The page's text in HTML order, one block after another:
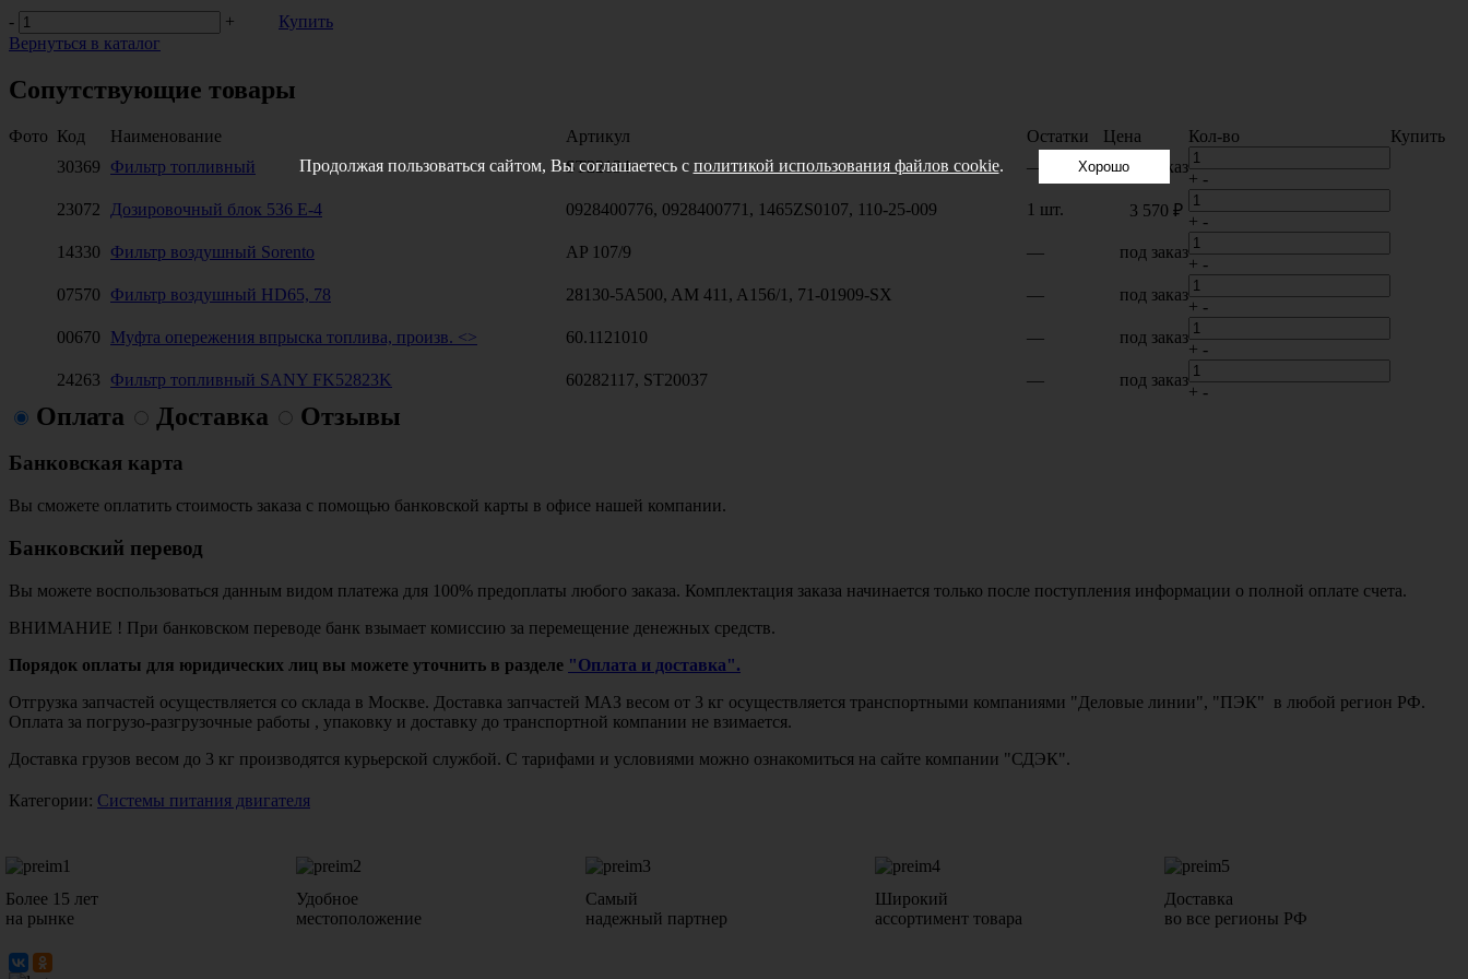
-
+
Купить
Вернуться в каталог
Сопутствующие товары
Фото Код Наименование Артикул Остатки Цена Кол-во
Купить
30369
Фильтр топливный ST22134 — под заказ
+ -
23072
Дозировочный блок 536 Е-4 0928400776, 0928400771, 1465ZS0107, 110-25-009 1 шт. 3 570 ₽
+ -
14330
Фильтр воздушный Sorento AP 107/9 — под заказ
+ -
07570
Фильтр воздушный HD65, 78 28130-5A500, AM 411, A156/1, 71-01909-SX — под заказ
+ -
00670
Муфта опережения впрыска топлива, произв. <> 60.1121010 — под заказ
+ -
24263
Фильтр топливный SANY FK52823K 60282117, ST20037 — под заказ
+ -
Оплата Доставка Отзывы
Банковская карта
Вы сможете оплатить стоимость заказа с помощью банковской карты в офисе нашей компании.
Банковский перевод
Вы можете воспользоваться данным видом платежа для 100% предоплаты любого заказа. Комплектация заказа начинается только после поступления информации о полной оплате счета.
ВНИМАНИЕ ! При банковском переводе банк взымает комиссию за перемещение денежных средств.
Порядок оплаты для юридических лиц вы можете уточнить в разделе "Оплата и доставка".
Отгрузка запчастей осуществляется со склада в Москве. Доставка запчастей МАЗ весом от 3 кг осуществляется транспортными компаниями "Деловые линии", "ПЭК" в любой регион РФ.
Оплата за погрузо-разгрузочные работы , упаковку и доставку до транспортной компании не взимается.
Доставка грузов весом до 3 кг производятся курьерской службой. С тарифами и условиями можно ознакомиться на сайте компании "СДЭК".
Категории: Системы питания двигателя
Более 15 лет
на рынке
Удобное
местоположение
Самый
надежный партнер
Широкий
ассортимент товара
Доставка
во все регионы РФ
Продолжая пользоваться сайтом, Вы соглашаетесь с политикой использования файлов cookie. Хорошо